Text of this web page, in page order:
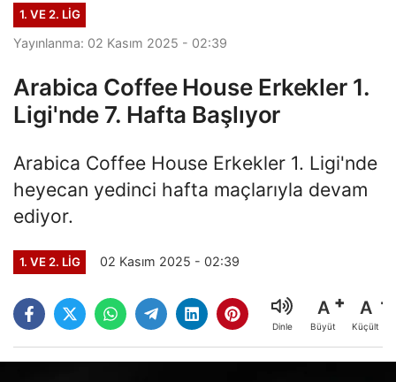
1. VE 2. LIG
Yayınlanma: 02 Kasım 2025 - 02:39
Arabica Coffee House Erkekler 1.
Ligi'nde 7. Hafta Başlıyor
Arabica Coffee House Erkekler 1. Ligi'nde
heyecan yedinci hafta maçlarıyla devam
ediyor.
1. VE 2. LIG 02 Kasım 2025 - 02:39
Dinle
A
Büyüt
A
Küçült